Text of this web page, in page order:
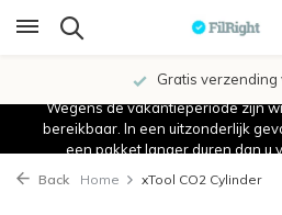
Gratis verzending
Wegens de vakantieperiode zijn
bereikbaar. In een uitzonderlijk
een pakket langer duren dan u
Back Home xTool CO2 Cylinder